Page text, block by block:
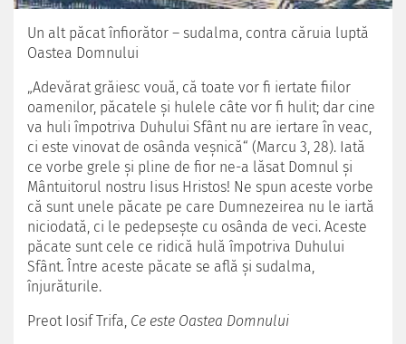
Un alt păcat înfiorător – sudalma, contra căruia luptă
Oastea Domnului
„Adevărat grăiesc vouă, că toate vor fi iertate fiilor
oamenilor, păcatele şi hulele câte vor fi hulit; dar cine
va huli împotriva Duhului Sfânt nu are iertare în veac,
ci este vinovat de osânda veşnică“ (Marcu 3, 28). Iată
ce vorbe grele şi pline de fior ne-a lăsat Domnul şi
Mântuitorul nostru Iisus Hristos! Ne spun aceste vorbe
că sunt unele păcate pe care Dumnezeirea nu le iartă
niciodată, ci le pedepseşte cu osânda de veci. Aceste
păcate sunt cele ce ridică hulă împotriva Duhului
Sfânt. Între aceste păcate se află şi sudalma,
înjurăturile.
Preot Iosif Trifa, Ce este Oastea Domnului